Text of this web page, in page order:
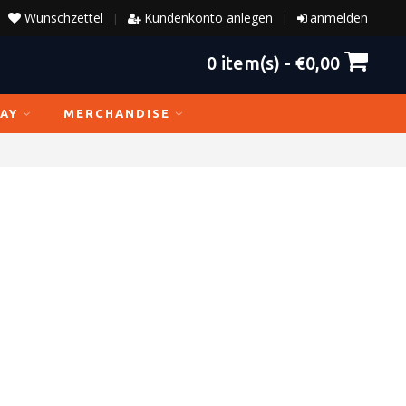
anmelden
|
Kundenkonto anlegen
|
Wunschzettel
0 item(s) - €0,00
MERCHANDISE